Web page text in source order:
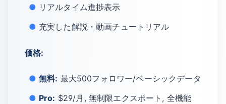
リアルタイム進捗表示
充実した解説・動画チュートリアル
価格:
無料: 最大500フォロワー/ベーシックデータ
Pro: $29/月, 無制限エクスポート, 全機能